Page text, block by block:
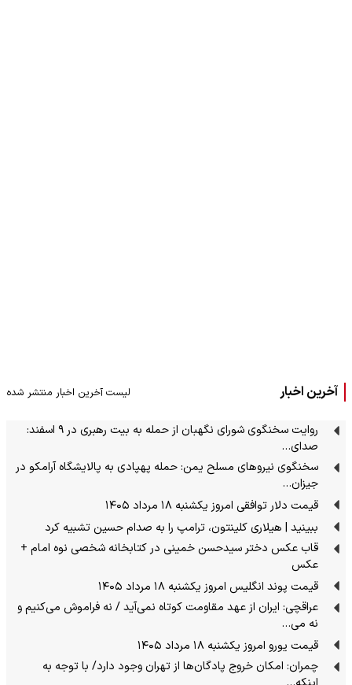
آخرین اخبار لیست آخرین اخبار منتشر شده
روایت سخنگوی شورای نگهبان از حمله به بیت رهبری در ۹ اسفند:
صدای…
سخنگوی نیروهای مسلح یمن: حمله پهپادی به پالایشگاه آرامکو در
جیزان…
قیمت دلار توافقی امروز یکشنبه ۱۸ مرداد ۱۴۰۵
ببینید | هیلاری کلینتون، ترامپ را به صدام حسین تشبیه کرد
قاب عکس دختر سیدحسن خمینی در کتابخانه شخصی نوه امام +
عکس
قیمت پوند انگلیس امروز یکشنبه ۱۸ مرداد ۱۴۰۵
عراقچی: ایران از عهد مقاومت کوتاه نمی‌آید / نه فراموش می‌کنیم و
نه می…
قیمت یورو امروز یکشنبه ۱۸ مرداد ۱۴۰۵
چمران: امکان خروج پادگان‌ها از تهران وجود دارد/ با توجه به